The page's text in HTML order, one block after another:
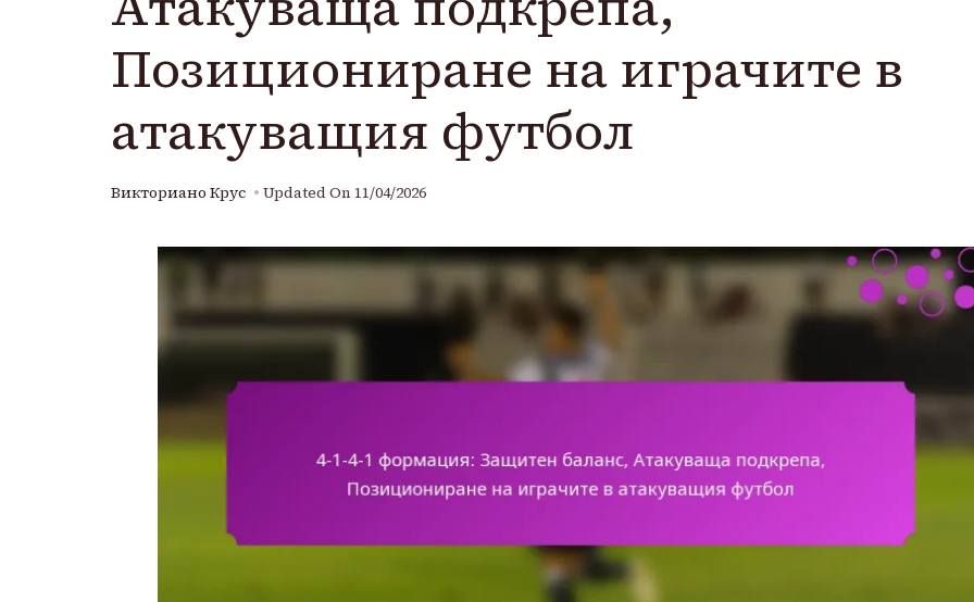
Позициониране на играчите в
атакуващия футбол
Викториано Крус Updated On 11/04/2026